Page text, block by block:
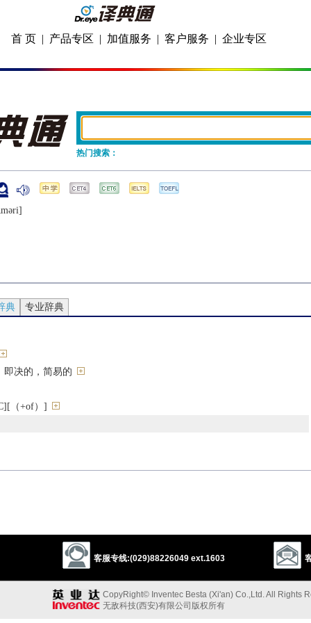
首 页 | 产品专区 | 加值服务 | 客户服务 | 企业专区
热门搜索：
典 专业辞典
即决的，简易的
（+of）]
survey precis conspectus prospectus
capitulation sketch review recapitulation
fill-in
condensation short version
core
客服专线:(029)88226049 ext.1603
CopyRight© Inventec Besta (Xi'an) Co.,Ltd. All Rights
无敌科技(西安)有限公司版权所有